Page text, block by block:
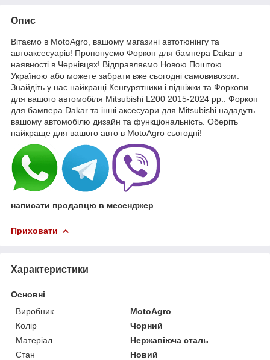
Опис
Вітаємо в MotoAgro, вашому магазині автотюнінгу та
автоаксесуарів! Пропонуємо Форкоп для бампера Dakar в
наявності в Чернівцях! Відправляємо Новою Поштою
Україною або можете забрати вже сьогодні самовивозом.
Знайдіть у нас найкращі Кенгурятники і підніжки та Форкопи
для вашого автомобіля Mitsubishi L200 2015-2024 рр.. Форкоп
для бампера Dakar та інші аксесуари для Mitsubishi нададуть
вашому автомобілю дизайн та функціональність. Оберіть
найкраще для вашого авто в MotoAgro сьогодні!
написати продавцю в месенджер
Приховати
Характеристики
Основні
Виробник
MotoAgro
Колір
Чорний
Матеріал
Нержавіюча сталь
Стан
Новий